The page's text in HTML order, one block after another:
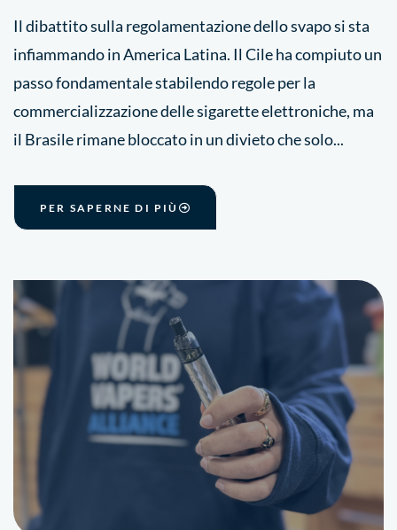
Il dibattito sulla regolamentazione dello svapo si sta
infiammando in America Latina. Il Cile ha compiuto un
passo fondamentale stabilendo regole per la
commercializzazione delle sigarette elettroniche, ma
il Brasile rimane bloccato in un divieto che solo...
PER SAPERNE DI PIÙ